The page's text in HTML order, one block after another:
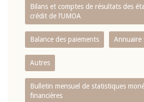
Bilans et comptes de résultats des
crédit de l‘UMOA
Balance des paiements Annuaire
Autres
Bulletin mensuel de statistiques
financières